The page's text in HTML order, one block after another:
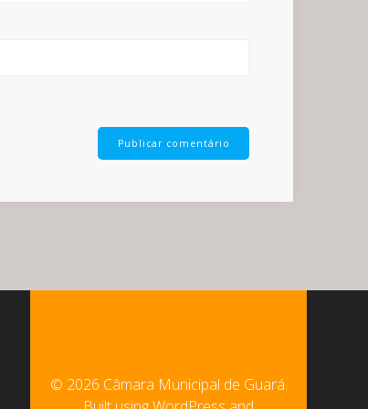
© 2026 Câmara Municipal de Guará.